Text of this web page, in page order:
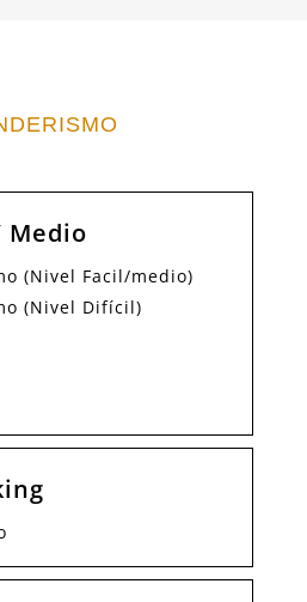
Medio
(Nivel Facil/medio)
(Nivel Difícil)